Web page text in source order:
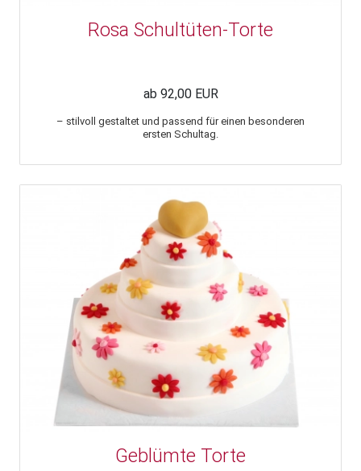
Rosa Schultüten-Torte
ab 92,00 EUR
– stilvoll gestaltet und passend für einen besonderen
ersten Schultag.
Geblümte Torte